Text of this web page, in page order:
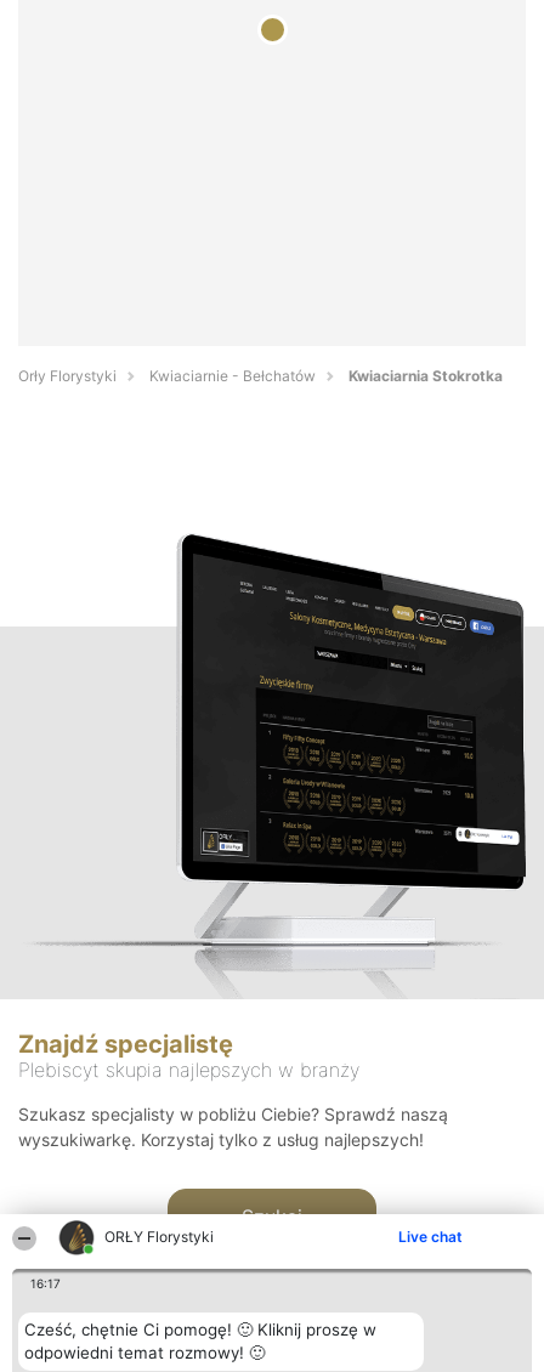
ORŁY Florystyki Live chat
16:17
Cześć, chętnie Ci pomogę! 🙂 Kliknij proszę w
odpowiedni temat rozmowy! 🙂
Orły Florystyki Kwiaciarnie - Bełchatów Kwiaciarnia Stokrotka
Znajdź specjalistę
Plebiscyt skupia najlepszych w branży
Szukasz specjalisty w pobliżu Ciebie? Sprawdź naszą
wyszukiwarkę. Korzystaj tylko z usług najlepszych!
Szukaj